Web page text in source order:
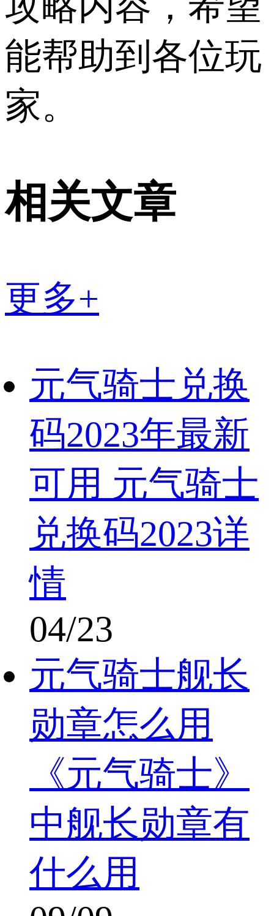
能帮助到各位玩
家。
相关文章
更多+
元气骑士兑换
码2023年最新
可用 元气骑士
兑换码2023详
情
04/23
元气骑士舰长
勋章怎么用
《元气骑士》
中舰长勋章有
什么用